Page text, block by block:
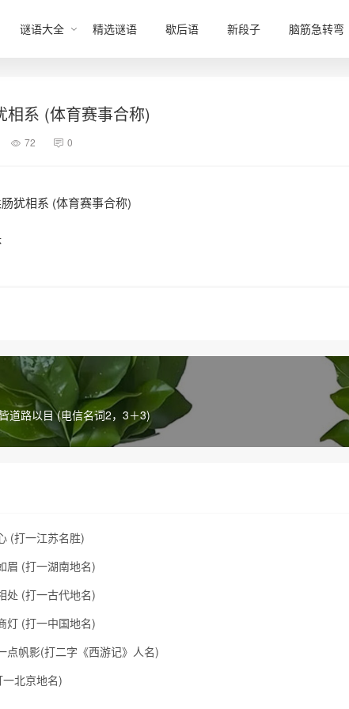
谜语大全 精选谜语 歇后语 新段子 脑筋急转弯
相系 (体育赛事合称)
72 0
犹相系 (体育赛事合称)
道路以目 (电信名词2，3＋3)
(打一江苏名胜)
眉 (打一湖南地名)
处 (打一古代地名)
灯 (打一中国地名)
点帆影(打二字《西游记》人名)
北京地名)